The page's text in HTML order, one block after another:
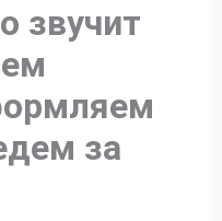
звучит
за